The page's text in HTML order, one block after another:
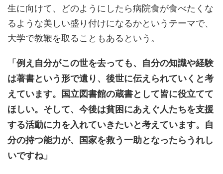
生に向けて、どのようにしたら病院食が食べたくな
るような美しい盛り付けになるかというテーマで、
大学で教鞭を取ることもあるという。
「例え自分がこの世を去っても、自分の知識や経験
は著書という形で遺り、後世に伝えられていくと考
えています。国立図書館の蔵書として皆に役立てて
ほしい。そして、今後は貧困にあえぐ人たちを支援
する活動に力を入れていきたいと考えています。自
分の持つ能力が、国家を救う一助となったらうれし
いですね」